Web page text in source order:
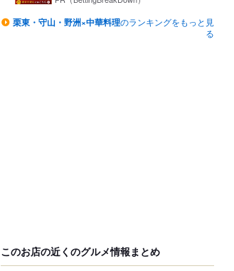
栗東・守山・野洲×中華料理のランキングをもっと見
る
このお店の近くのグルメ情報まとめ